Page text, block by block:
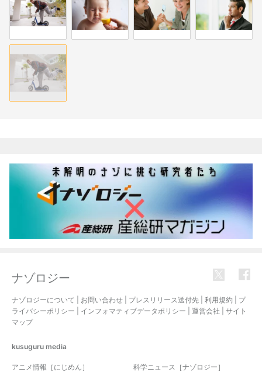
ナゾロジー
ナゾロジーについて お問い合わせ プレスリリース送付先 利用規約
プ
ライバシーポリシー
インフォマティブデータポリシー 運営会社
サイト
マップ
kusuguru media
アニメ情報［にじめん］ 科学ニュース［ナゾロジー］